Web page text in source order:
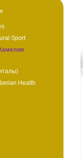
Sport
Health